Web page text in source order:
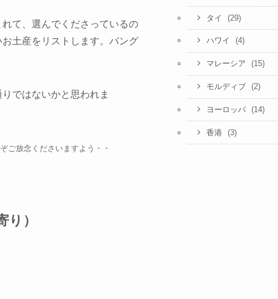
て、選んでくださっているの
土産をリストします。バング
ではないかと思われま
ご放念くださいますよう・・
）
タイ (29)
ハワイ (4)
マレーシア (15)
モルディブ (2)
ヨーロッパ (14)
香港 (3)